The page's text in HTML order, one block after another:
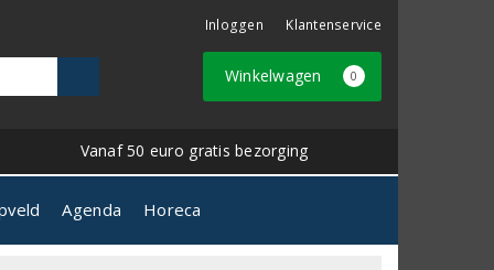
Inloggen Klantenservice
Winkelwagen 0
Vanaf 50 euro gratis bezorging
Agenda Horeca